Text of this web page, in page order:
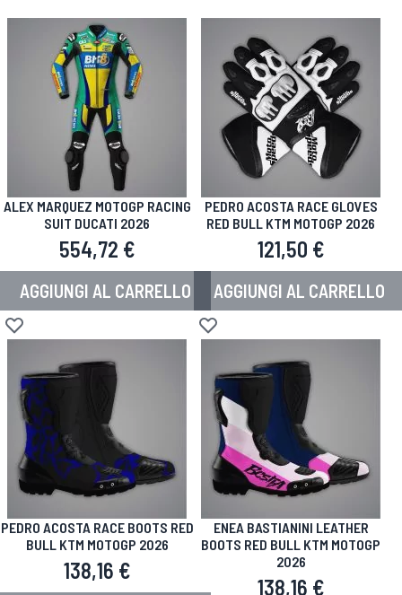
ALEX MARQUEZ MOTOGP RACING
SUIT DUCATI 2026
554,72 €
AGGIUNGI AL CARRELLO
Aggiungi alla lista desideri
PEDRO ACOSTA RACE GLOVES
RED BULL KTM MOTOGP 2026
121,50 €
AGGIUNGI AL CARRELLO
Aggiungi alla lista desideri
PEDRO ACOSTA RACE BOOTS RED
BULL KTM MOTOGP 2026
138,16 €
ENEA BASTIANINI LEATHER
BOOTS RED BULL KTM MOTOGP
2026
138,16 €